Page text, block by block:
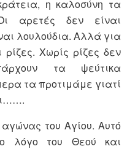
η καλοσύνη τα
αρετές δεν είναι
λουλούδια. Αλλά για
Χωρίς ρίζες δεν
τα ψεύτικα
τα προτιμάμε γιατί
του Αγίου. Αυτό
λόγο του Θεού και